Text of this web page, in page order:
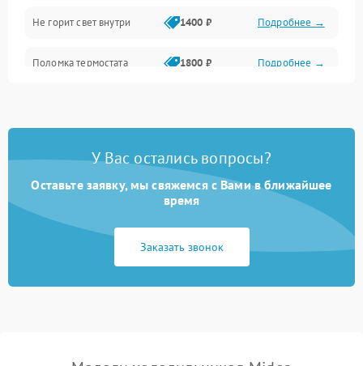
Не горит свет внутри 1400 ₽ Подробнее →
Поломка термостата 1800 ₽ Подробнее →
Образование конденсата
1800 ₽ Подробнее →
Сбой в работе инвертора
работе
2000 ₽ Подробнее →
У Вас остались вопросы?
Оставьте заявку, мы свяжемся с Вами в ближайшее
время
Заказать звонок